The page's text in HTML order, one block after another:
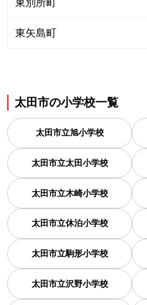
東別所町
東矢島町
太田市の小学校一覧
太田市立旭小学校
太田市立太田小学校
太田市立木崎小学校
太田市立休泊小学校
太田市立駒形小学校
太田市立沢野小学校